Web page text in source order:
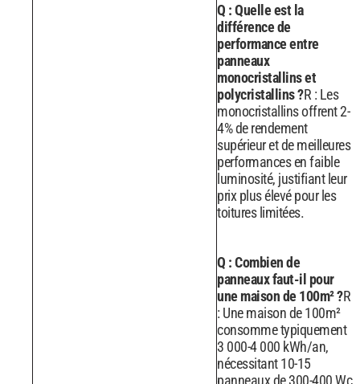
Q : Quelle est la
différence de
performance entre
panneaux
monocristallins et
polycristallins ?R : Les
monocristallins offrent 2-
4% de rendement
supérieur et de meilleures
performances en faible
luminosité, justifiant leur
prix plus élevé pour les
toitures limitées.
Q : Combien de
panneaux faut-il pour
une maison de 100m² ?R
: Une maison de 100m²
consomme typiquement
3 000-4 000 kWh/an,
nécessitant 10-15
panneaux de 300-400 Wc